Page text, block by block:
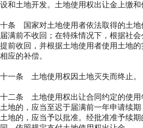
和土地开发。土地使用权出让金上缴
条 国家对土地使用者依法取得的土地
满前不收回；在特殊情况下，根据社
前收回，并根据土地使用者使用土地
应的补偿。
一条 土地使用权因土地灭失而终止。
二条 土地使用权出让合同约定的使用
地的，应当至迟于届满前一年申请续
地的，应当予以批准。经批准准予续